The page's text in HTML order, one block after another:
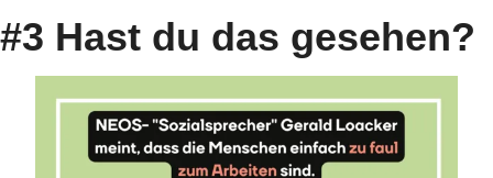
#3 Hast du das gesehen?